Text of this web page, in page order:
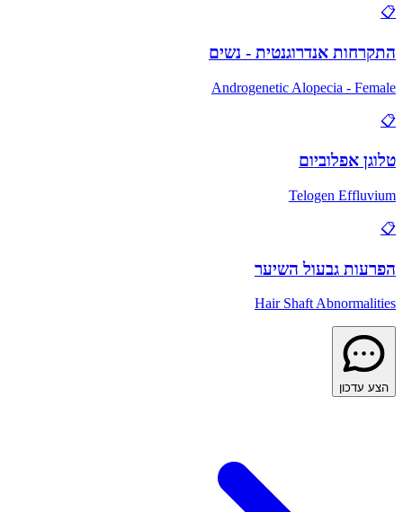
📋
התקרחות אנדרוגנטית - נשים
Androgenetic Alopecia - Female
📋
טלוגן אפלוביום
Telogen Effluvium
📋
הפרעות גבעול השיער
Hair Shaft Abnormalities
הצע עדכון